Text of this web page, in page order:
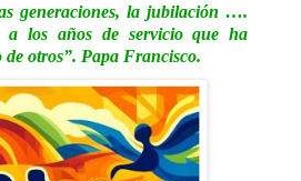
generaciones, la jubilación ….
a los años de servicio que ha
de otros”. Papa Francisco.